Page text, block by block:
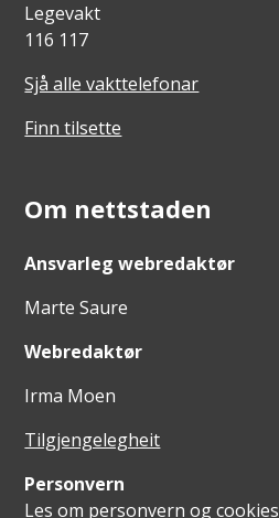
Legevakt
116 117
Sjå alle vakttelefonar
Finn tilsette
Om nettstaden
Ansvarleg webredaktør
Marte Saure
Webredaktør
Irma Moen
Tilgjengelegheit
Personvern
Les om personvern og cookies